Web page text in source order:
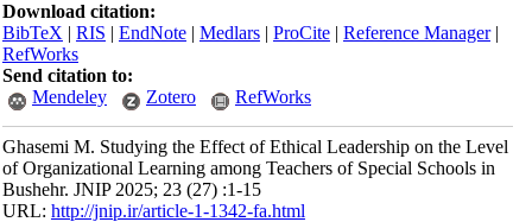
Download citation:
BibTeX|RIS|EndNote|Medlars|ProCite|Reference Manager
RefWorks
Send citation to:
Mendeley
Zotero RefWorks
Ghasemi M. Studying the Effect of Ethical Leadership on the Level
of Organizational Learning among Teachers of Special Schools in
Bushehr. JNIP 2025; 23 (27) :1-15
URL:http://jnip.ir/article-1-1342-fa.html